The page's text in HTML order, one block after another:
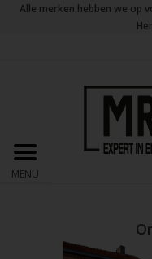
Alle merken hebben we op
MENU